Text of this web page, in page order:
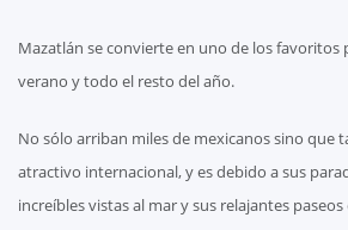
Mazatlán se convierte en uno de los favoritos
verano y todo el resto del año.
No sólo arriban miles de mexicanos sino que
atractivo internacional, y es debido a sus
increíbles vistas al mar y sus relajantes paseos